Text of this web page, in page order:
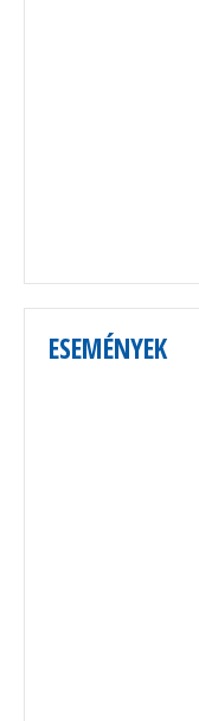
ESEMÉNYEK